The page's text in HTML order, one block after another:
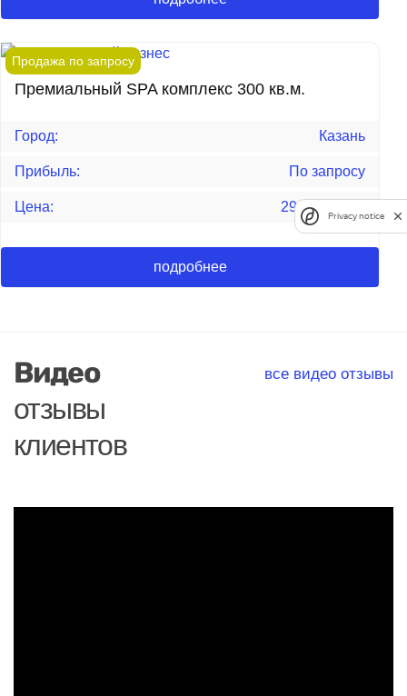
Продажа по запросу
Премиальный SPA комплекс 300 кв.м.
Город: Казань
Прибыль: По запросу
Цена: 29 990 000
подробнее
Видео
отзывы
клиентов
все видео отзывы
Privacy notice